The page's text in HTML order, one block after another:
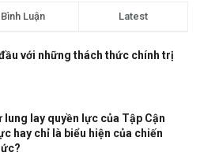
Bình Luận Latest
với những thách thức chính trị
lung lay quyền lực của Tập Cận
hay chỉ là biểu hiện của chiến